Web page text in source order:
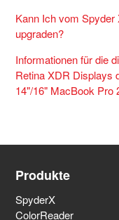
Kann Ich vom Spyder
upgraden?
Informationen für die
Retina XDR Displays
14"/16" MacBook Pro
Produkte
SpyderX
ColorReader